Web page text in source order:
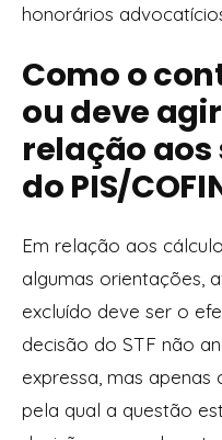
honorários
Como o
ou deve
relação
do PIS/
Em relação aos
algumas orientações,
excluído deve ser o
decisão do STF não
expressa, mas
pela qual a questão